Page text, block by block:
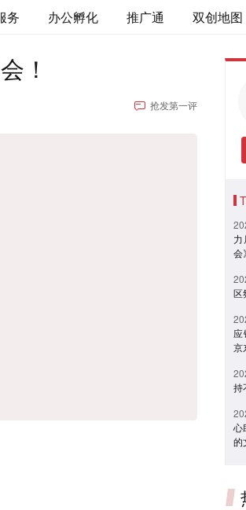
务 办公孵化 推广通 双创地图
！
抢发第一评
会
区
应
京
持
心
的